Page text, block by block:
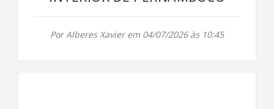
Por Alberes Xavier em 04/07/2026 às 10:45